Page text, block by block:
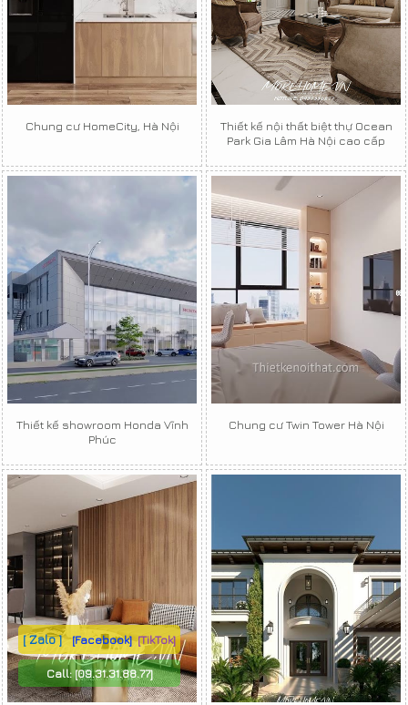
Chung cư HomeCity, Hà Nội
Thiết kế nội thất biệt thự Ocean
Park Gia Lâm Hà Nội cao cấp
Thiết kế showroom Honda Vĩnh
Phúc
Chung cư Twin Tower Hà Nội
[ Zalo ] [Facebook] [TikTok]
Call:[09.31.31.88.77]